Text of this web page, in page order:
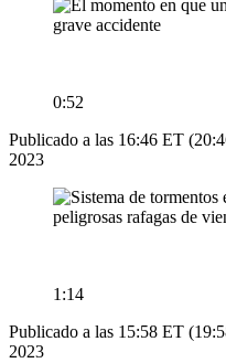
0:52
Publicado a las 16:46 ET
2023
1:14
Publicado a las 15:58 ET
2023